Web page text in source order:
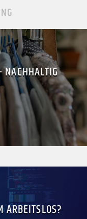
NACHHALTIG
ARBEITSLOS?